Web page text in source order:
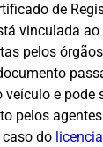
de
vinculada
pelos
e pode
pelos
do